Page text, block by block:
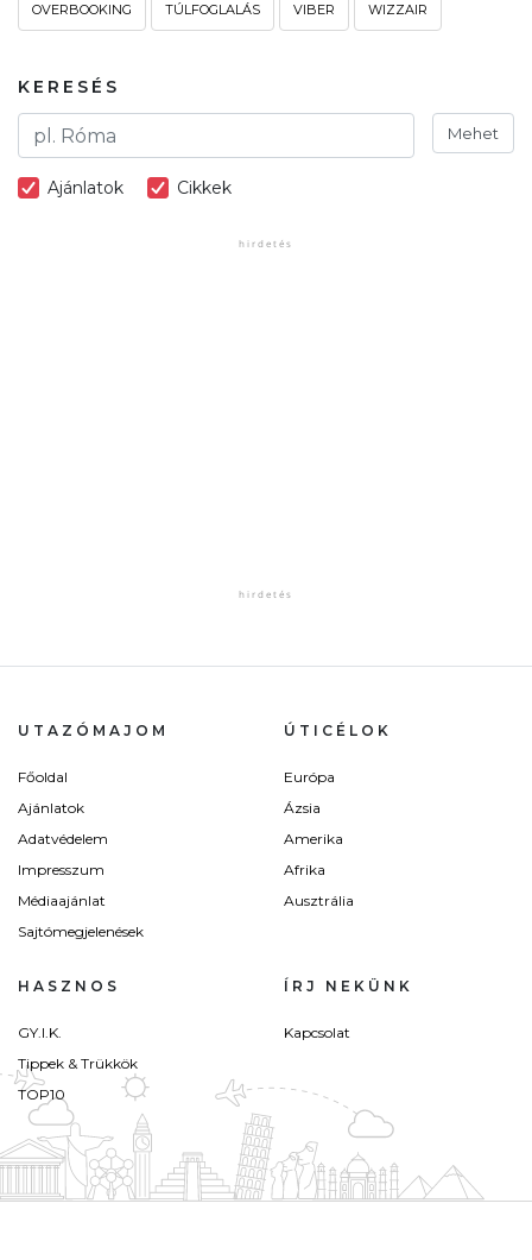
OVERBOOKING TÚLFOGLALÁS VIBER WIZZAIR
KERESÉS
Mehet
Ajánlatok Cikkek
UTAZÓMAJOM
Főoldal
Ajánlatok
Adatvédelem
Impresszum
Médiaajánlat
Sajtómegjelenések
ÚTICÉLOK
Európa
Ázsia
Amerika
Afrika
Ausztrália
HASZNOS
GY.I.K.
Tippek & Trükkök
TOP10
ÍRJ NEKÜNK
Kapcsolat